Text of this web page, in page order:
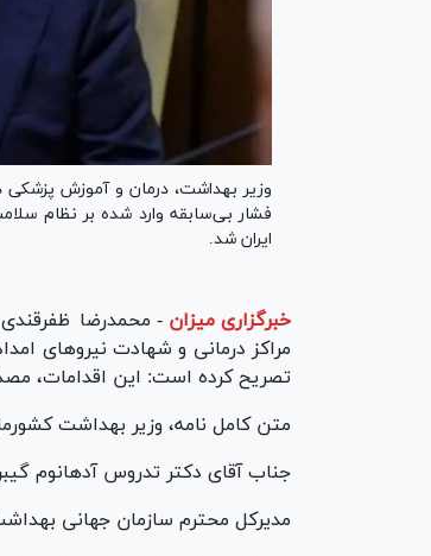
وزیر بهداشت، درمان و آموزش پزشکی
فشار بی‌سابقه وارد شده بر نظام
ایران شد.
خبرگزاری میزان - محمدرضا
مراکز درمانی و شهادت نیرو‌های
تصریح کرده است: این اقدامات،
متن کامل نامه، وزیر بهداشت
جناب آقای دکتر تدروس آدهانوم
مدیرکل محترم سازمان جهانی